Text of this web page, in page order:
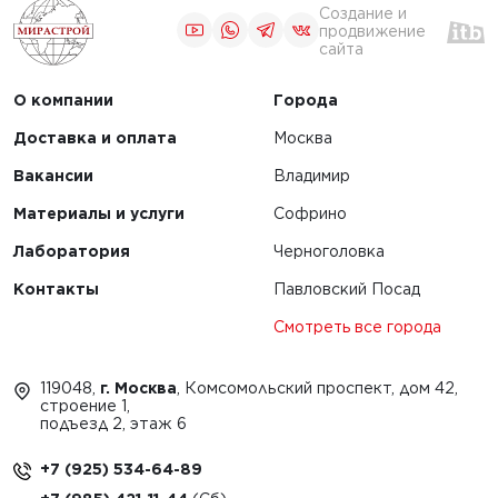
для
и
Аренда
бетоноукладчика:
перед выбором
подрядчика
ЧИТАТЬ
1 2
Создание и
продвижение
сайта
О компании
Доставка и оплата
Вакансии
Материалы и услуги
Лаборатория
Контакты
Города
Москва
Владимир
Софрино
Черноголовка
Павловский Посад
Смотреть все города
119048, г. Москва , Комсомольский проспект, дом 42,
строение 1,
подъезд 2, этаж 6
+7 (925) 534-64-89